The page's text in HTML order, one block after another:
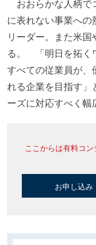
おおらかな人柄で
に表れない事業へ
リーダー。また米
る。 「明日を拓く
すべての従業員が、
れる企業を目指す」
ーズに対応すべく幅
ここからは有料コ
お申し込み